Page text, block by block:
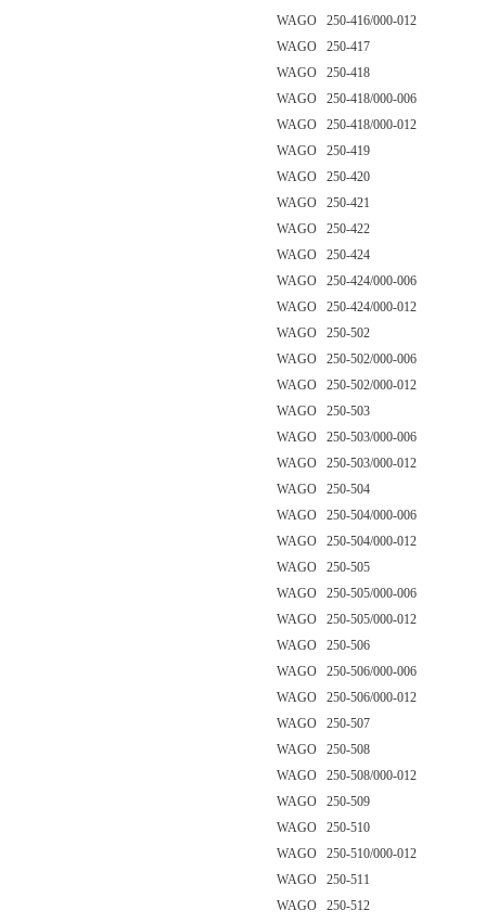
WAGO 250-416/000-012
WAGO 250-417
WAGO 250-418
WAGO 250-418/000-006
WAGO 250-418/000-012
WAGO 250-419
WAGO 250-420
WAGO 250-421
WAGO 250-422
WAGO 250-424
WAGO 250-424/000-006
WAGO 250-424/000-012
WAGO 250-502
WAGO 250-502/000-006
WAGO 250-502/000-012
WAGO 250-503
WAGO 250-503/000-006
WAGO 250-503/000-012
WAGO 250-504
WAGO 250-504/000-006
WAGO 250-504/000-012
WAGO 250-505
WAGO 250-505/000-006
WAGO 250-505/000-012
WAGO 250-506
WAGO 250-506/000-006
WAGO 250-506/000-012
WAGO 250-507
WAGO 250-508
WAGO 250-508/000-012
WAGO 250-509
WAGO 250-510
WAGO 250-510/000-012
WAGO 250-511
WAGO 250-512